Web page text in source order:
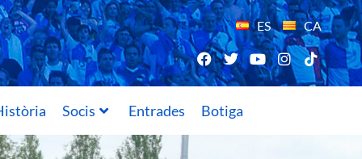
ES CA
Socis Entrades Botiga